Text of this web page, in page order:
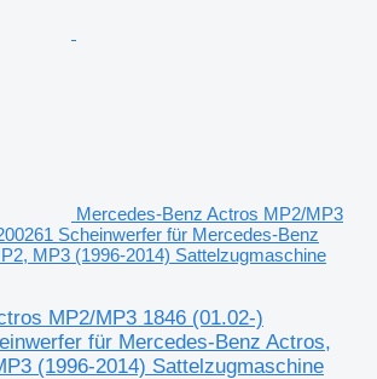
Mercedes-Benz Actros MP2/MP3
Scheinwerfer für Mercedes-Benz
MP3 (1996-2014) Sattelzugmaschine
MP2/MP3 1846 (01.02-)
für Mercedes-Benz Actros,
(1996-2014) Sattelzugmaschine